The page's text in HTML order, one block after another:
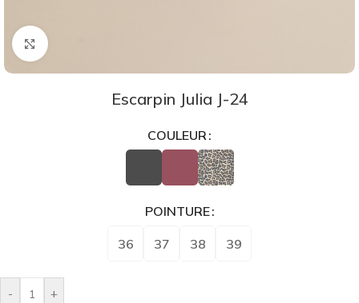
Agrandir
Escarpin Julia J-24
COULEUR
POINTURE
36 37 38 39
- +